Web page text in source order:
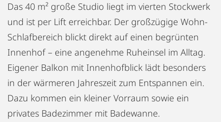
Das 40 m² große Studio liegt im vierten Stockwerk
und ist per Lift erreichbar. Der großzügige Wohn-
Schlafbereich blickt direkt auf einen begrünten
Innenhof – eine angenehme Ruheinsel im Alltag.
Eigener Balkon mit Innenhofblick lädt besonders
in der wärmeren Jahreszeit zum Entspannen ein.
Dazu kommen ein kleiner Vorraum sowie ein
privates Badezimmer mit Badewanne.